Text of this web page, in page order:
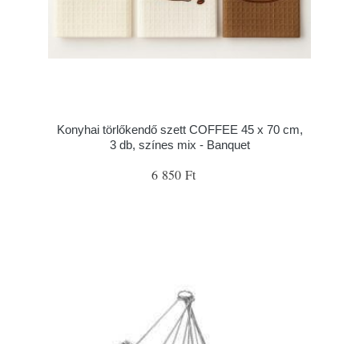
Konyhai törlőkendő szett COFFEE 45 x 70 cm,
3 db, színes mix - Banquet
6 850 Ft